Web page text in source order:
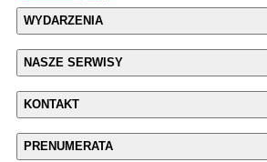
WYDARZENIA
NASZE SERWISY
KONTAKT
PRENUMERATA